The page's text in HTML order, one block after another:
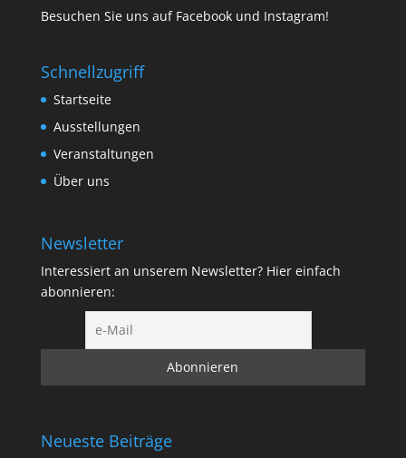
Besuchen Sie uns auf Facebookund Instagram!
Schnellzugriff
Startseite
Ausstellungen
Veranstaltungen
Über uns
Newsletter
Interessiert an unserem Newsletter? Hier einfach
abonnieren:
Neueste Beiträge